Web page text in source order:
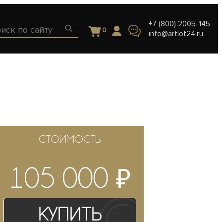
0
+7 (800) 2005-145
info@artlot24.ru
СТОИМОСТЬ
105 000 ₽
Купить